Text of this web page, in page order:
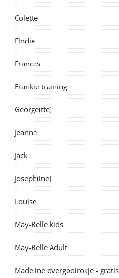
Colette
Elodie
Frances
Frankie training
George(tte)
Jeanne
Jack
Joseph(ine)
Louise
May-Belle kids
May-Belle Adult
Madeline overgooirokje - gratis